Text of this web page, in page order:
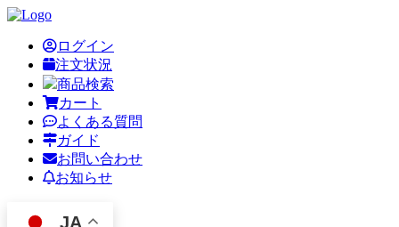
ログイン
注文状況
商品検索
カート
よくある質問
ガイド
お問い合わせ
お知らせ
JA